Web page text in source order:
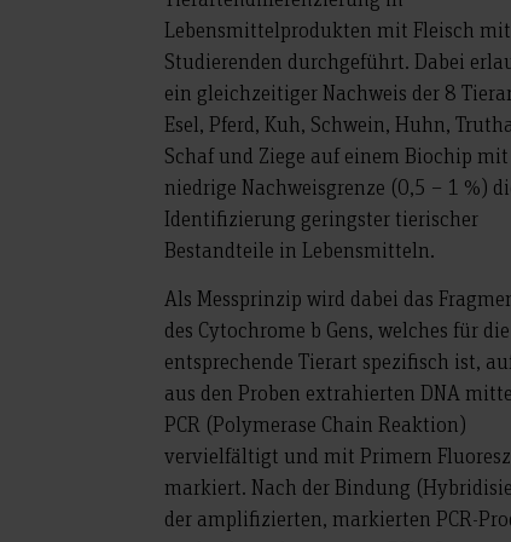
Lebensmittelprodukten mit Fleisch
Studierenden durchgeführt. Dabei
ein gleichzeitiger Nachweis der 8
Esel, Pferd, Kuh, Schwein, Huhn,
Schaf und Ziege auf einem Biochip mit
niedrige Nachweisgrenze (0,5 – 1 %)
Identifizierung geringster tierischer
Bestandteile in Lebensmitteln.
Als Messprinzip wird dabei das
des Cytochrome b Gens, welches für die
entsprechende Tierart spezifisch ist,
aus den Proben extrahierten DNA
PCR (Polymerase Chain Reaktion)
vervielfältigt und mit Primern
markiert. Nach der Bindung
der amplifizierten, markierten PCR-